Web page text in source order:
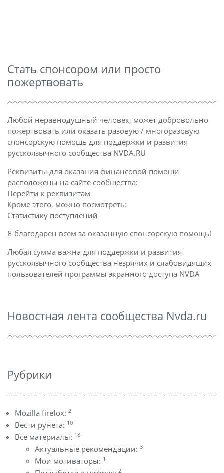
Стать спонсором или просто
пожертвовать
Любой неравнодушный человек, может добровольно
пожертвовать или оказать разовую / многоразовую
спонсорскую помощь для поддержки и развития
русскоязычного сообщества NVDA.RU
Реквизиты для оказания финансовой помощи
расположены на сайте сообщества:
Перейти к реквизитам
Кроме этого, можно посмотреть:
Статистику поступлений
Я благодарен всем за оказанную спонсорскую помощь!
Любая сумма важна для поддержки и развития
русскоязычного сообщества незрячих и слабовидящих
пользователей программы экранного доступа NVDA
Новостная лента сообщества Nvda.ru
Рубрики
Mozilla firefox: 2
Вести рунета: 10
Все материалы: 18
Актуальные рекомендации: 3
Мои мотиваторы: 1
2